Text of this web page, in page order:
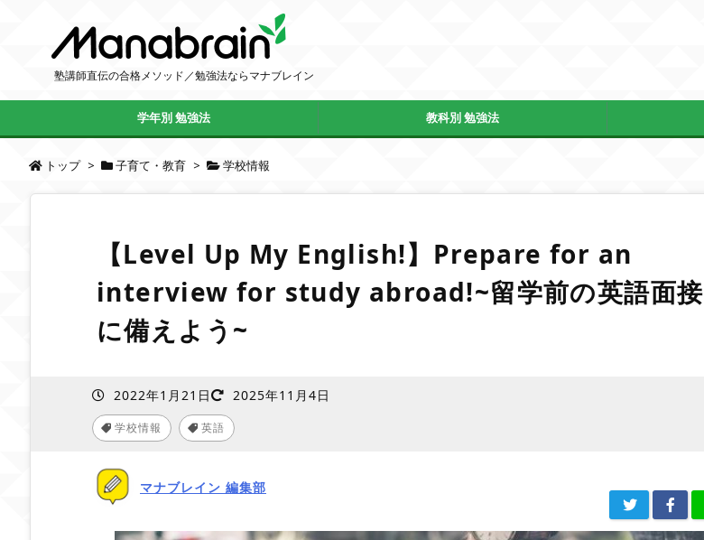
塾講師直伝の合格メソッド／勉強法ならマナブレイン
学年別 勉強法 教科別 勉強法
トップ > 子育て・教育 > 学校情報
【Level Up My English!】Prepare for an
interview for study abroad!~留学前の英語面接
に備えよう~
2022年1月21日 2025年11月4日
学校情報 英語
マナブレイン 編集部